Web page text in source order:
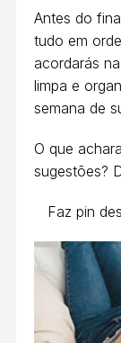
Antes do
tudo em
acordarás
limpa e
semana de
O que
sugestões?
Faz pin